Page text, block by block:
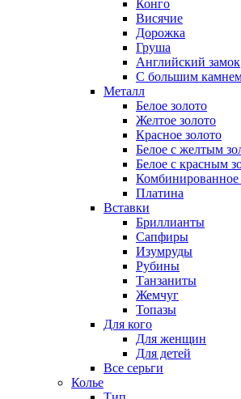
Конго
Висячие
Дорожка
Груша
Английский замок
С большим
Металл
Белое золото
Желтое золото
Красное золото
Белое с желтым
Белое с красным
Комбинированное
Платина
Вставки
Бриллианты
Сапфиры
Изумруды
Рубины
Танзаниты
Жемчуг
Топазы
Для кого
Для женщин
Для детей
Все серьги
Колье